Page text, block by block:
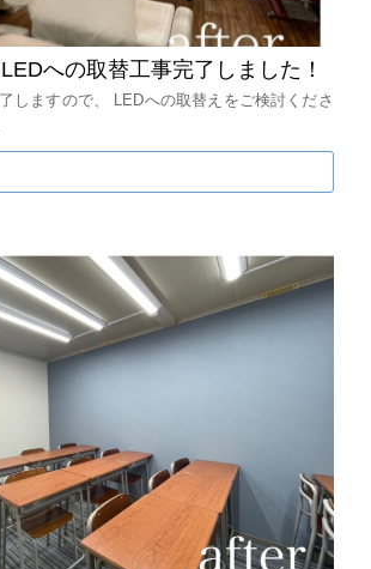
への取替工事完了しました！
しますので、
LEDへの取替えをご検討くださ